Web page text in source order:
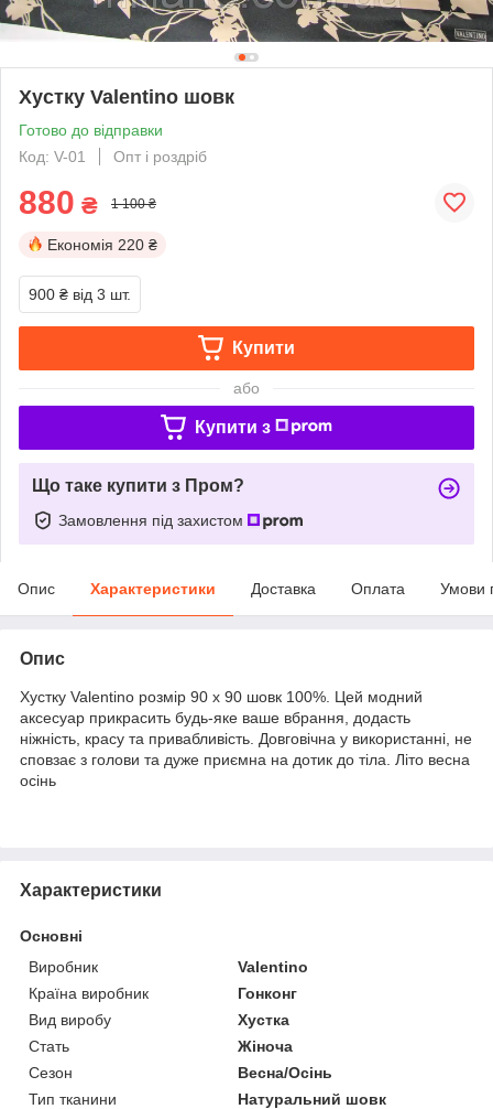
Хустку Valentino шовк
Готово до відправки
Код: V-01
Опт і роздріб
880 ₴ 1 100 ₴
Економія 220 ₴
900 ₴ від 3 шт.
Купити
або
Купити з
Що таке купити з Пром?
Замовлення під захистом
Опис Характеристики Доставка Оплата Умови
Опис
Хустку Valentino розмір 90 х 90 шовк 100%. Цей модний
аксесуар прикрасить будь-яке ваше вбрання, додасть
ніжність, красу та привабливість. Довговічна у використанні, не
сповзає з голови та дуже приємна на дотик до тіла. Літо весна
осінь
Характеристики
Основні
Виробник
Valentino
Країна виробник
Гонконг
Вид виробу
Хустка
Стать
Жіноча
Сезон
Весна/Осінь
Тип тканини
Натуральний шовк